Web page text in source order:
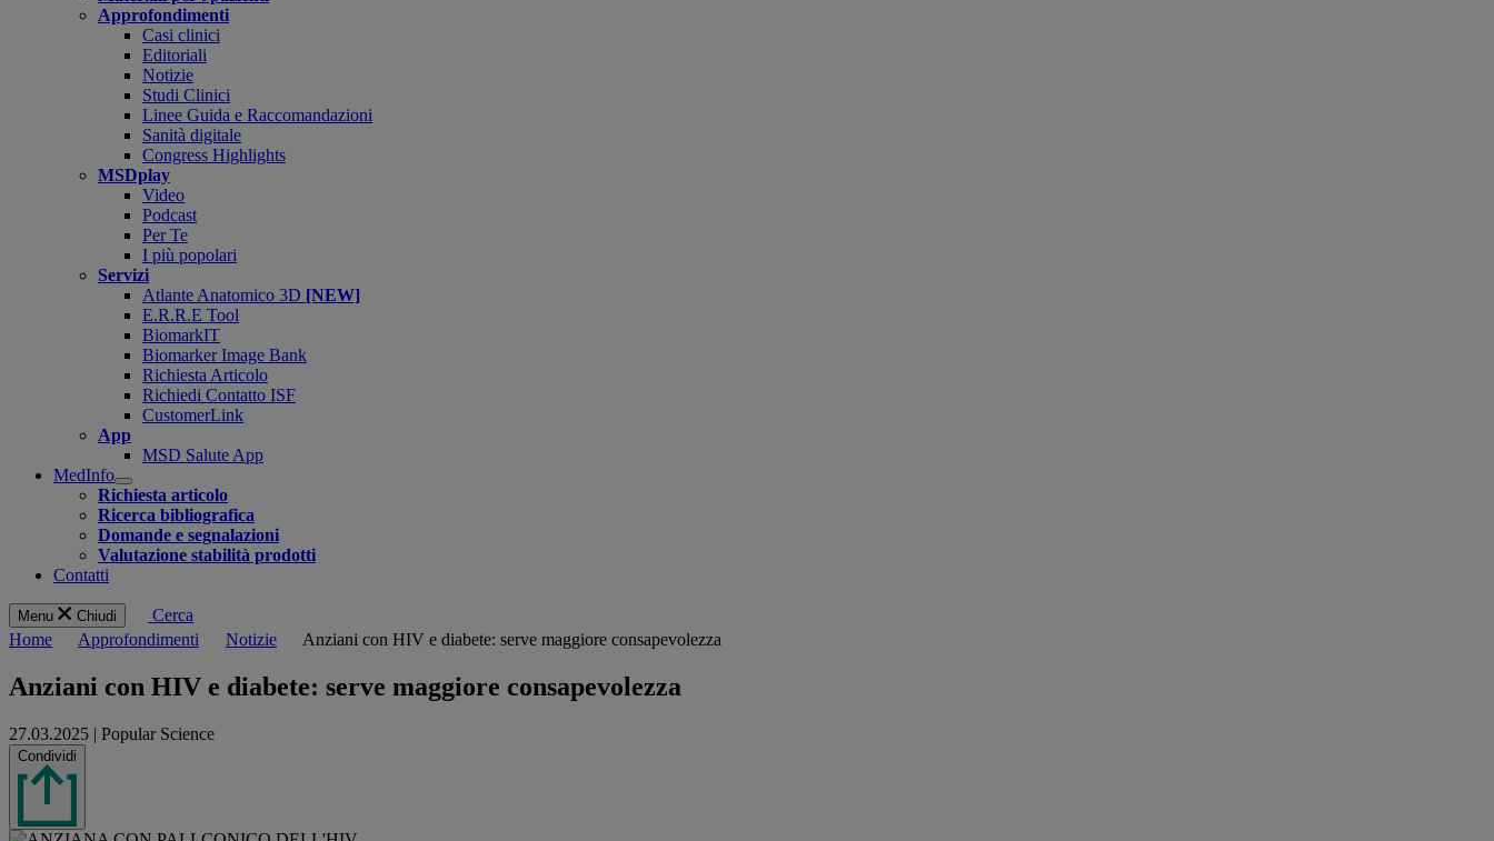
submenu
Approfondimenti
Casi clinici
Editoriali
Notizie
Studi Clinici
Linee Guida e Raccomandazioni
Sanità digitale
Congress Highlights
MSDplay
Video
Podcast
Per Te
I più popolari
Servizi
Atlante Anatomico 3D [NEW]
E.R.R.E Tool
BiomarkIT
Biomarker Image Bank
Richiesta Articolo
Richiedi Contatto ISF
CustomerLink
App
MSD Salute App
MedInfo
Open
submenu
Richiesta articolo
Ricerca bibliografica
Domande e segnalazioni
Valutazione stabilità prodotti
Contatti
Menu Chiudi
Cerca
Home
Approfondimenti Notizie Anziani con HIV e diabete: serve maggiore consapevolezza
Anziani con HIV e diabete: serve maggiore consapevolezza
27.03.2025 | Popular Science
Share this
Condividi